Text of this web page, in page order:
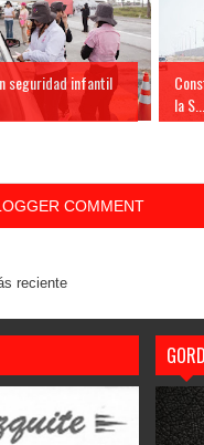
seguridad infantil
la S...
COMMENT
reciente